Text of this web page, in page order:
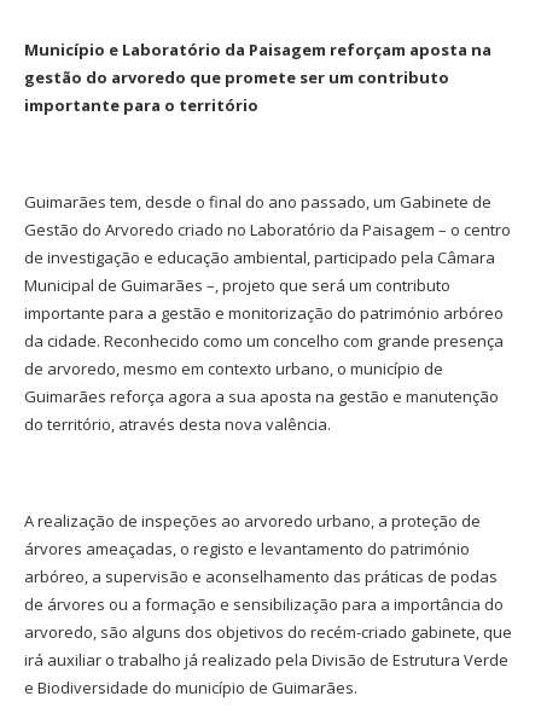
Município e Laboratório da Paisagem reforçam aposta na
gestão do arvoredo que promete ser um contributo
importante para o território
Guimarães tem, desde o final do ano passado, um Gabinete de
Gestão do Arvoredo criado no Laboratório da Paisagem – o centro
de investigação e educação ambiental, participado pela Câmara
Municipal de Guimarães –, projeto que será um contributo
importante para a gestão e monitorização do património arbóreo
da cidade. Reconhecido como um concelho com grande presença
de arvoredo, mesmo em contexto urbano, o município de
Guimarães reforça agora a sua aposta na gestão e manutenção
do território, através desta nova valência.
A realização de inspeções ao arvoredo urbano, a proteção de
árvores ameaçadas, o registo e levantamento do património
arbóreo, a supervisão e aconselhamento das práticas de podas
de árvores ou a formação e sensibilização para a importância do
arvoredo, são alguns dos objetivos do recém-criado gabinete, que
irá auxiliar o trabalho já realizado pela Divisão de Estrutura Verde
e Biodiversidade do município de Guimarães.